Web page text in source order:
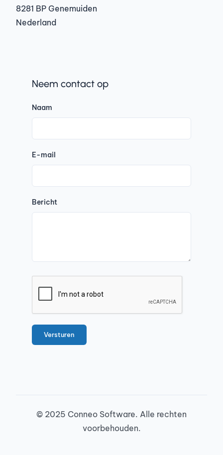
8281 BP Genemuiden
Nederland
Neem contact op
Naam
E-mail
Bericht
© 2025 Conneo Software. Alle rechten
voorbehouden.